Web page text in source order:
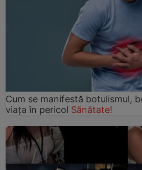
Cum se manifestă botulismul,
viaţa în pericol Sănătate!